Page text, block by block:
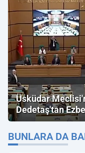
Üsküdar
Dedetaş'tan
"İmamoğlu"
BUNLARA DA